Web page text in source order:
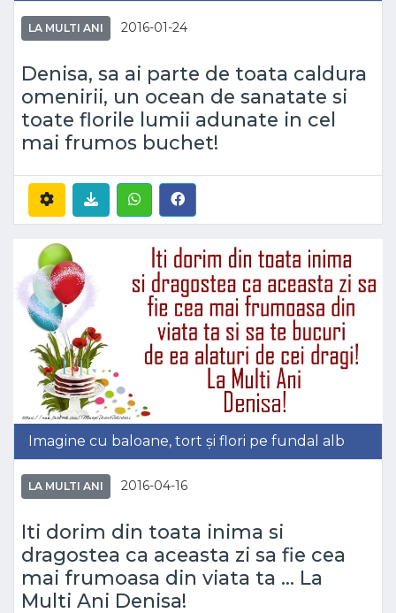
LA MULTI ANI 2016-01-24
Denisa, sa ai parte de toata caldura
omenirii, un ocean de sanatate si
toate florile lumii adunate in cel
mai frumos buchet!
Imagine cu baloane, tort și flori pe fundal alb
LA MULTI ANI 2016-04-16
Iti dorim din toata inima si
dragostea ca aceasta zi sa fie cea
mai frumoasa din viata ta ... La
Multi Ani Denisa!